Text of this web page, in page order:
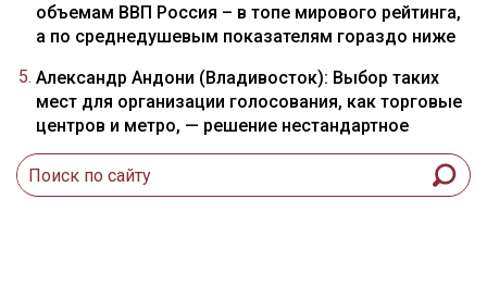
объемам ВВП Россия – в топе мирового рейтинга,
а по среднедушевым показателям гораздо ниже
Александр Андони (Владивосток): Выбор таких
мест для организации голосования, как торговые
центров и метро, — решение нестандартное